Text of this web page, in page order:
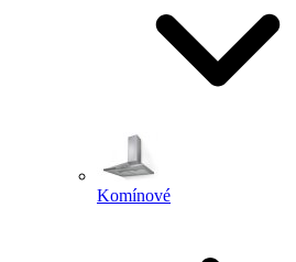
Komínové